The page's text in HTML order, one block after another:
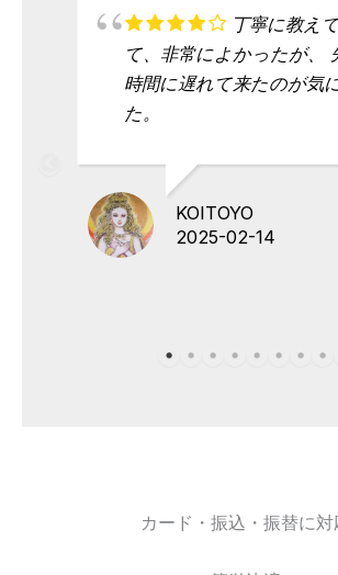
丁寧に教え
て、非常によかったが、
時間に遅れて来たのが気
た。
KOITOYO
2025-02-14
カード・振込・振替に対